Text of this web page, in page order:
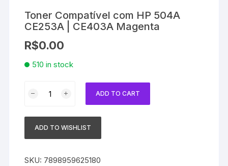
Toner Compatível com HP 504A
CE253A | CE403A Magenta
R$0.00
510 in stock
Compatível
|
ADD TO CART
ADD TO WISHLIST
SKU: 7898959625180